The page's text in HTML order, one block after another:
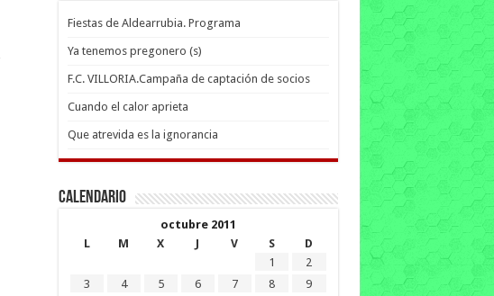
Fiestas de Aldearrubia. Programa
Ya tenemos pregonero (s)
F.C. VILLORIA.Campaña de captación de socios
Cuando el calor aprieta
Que atrevida es la ignorancia
Calendario
octubre 2011
L
M X J V S
D
1
2
3
4 5 6 7 8
9